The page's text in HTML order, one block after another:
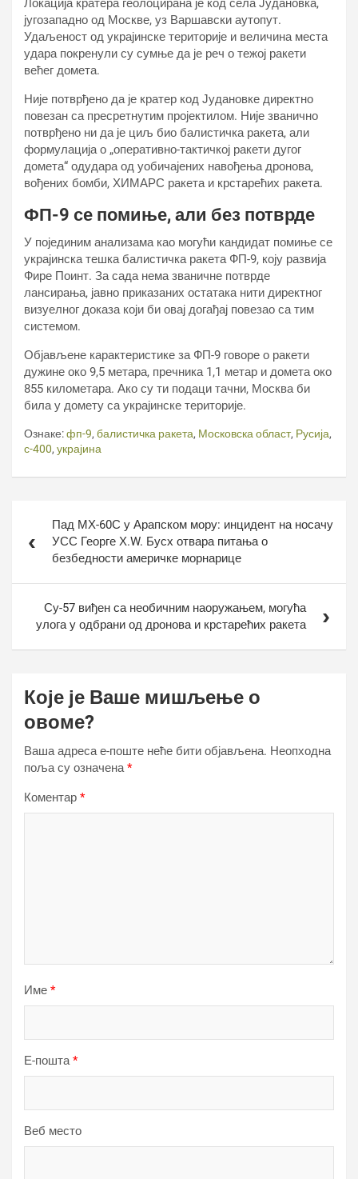
Локација кратера геолоцирана је код села Јудановка,
југозападно од Москве, уз Варшавски аутопут.
Удаљеност од украјинске територије и величина места
удара покренули су сумње да је реч о тежој ракети
већег домета.
Није потврђено да је кратер код Јудановке директно
повезан са пресретнутим пројектилом. Није званично
потврђено ни да је циљ био балистичка ракета, али
формулација о „оперативно-тактичкој ракети дугог
домета“ одудара од уобичајених навођења дронова,
вођених бомби, ХИМАРС ракета и крстарећих ракета.
ФП-9 се помиње, али без потврде
У појединим анализама као могући кандидат помиње се
украјинска тешка балистичка ракета ФП-9, коју развија
Фире Поинт. За сада нема званичне потврде
лансирања, јавно приказаних остатака нити директног
визуелног доказа који би овај догађај повезао са тим
системом.
Објављене карактеристике за ФП-9 говоре о ракети
дужине око 9,5 метара, пречника 1,1 метар и домета око
855 километара. Ако су ти подаци тачни, Москва би
била у домету са украјинске територије.
Ознаке:фп-9, балистичка ракета, Московска област, Русија,
с-400, украјина
чланкаПад МХ-60С у Арапском мору: инцидент на носачу
УСС Георге Х.W. Бусх отвара питања о
безбедности америчке морнарице
Су-57 виђен са необичним наоружањем, могућа
улога у одбрани од дронова и крстарећих ракета
Које је Ваше мишљење о
овоме?
Ваша адреса е-поште неће бити објављена. Неопходна
поља су означена*
Коментар *
Име *
Е-пошта*
Веб место